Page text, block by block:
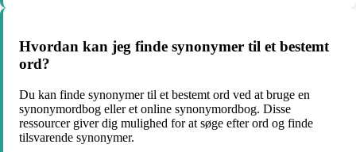
Hvordan kan jeg finde synonymer til et bestemt
ord?
Du kan finde synonymer til et bestemt ord ved at bruge en
synonymordbog eller et online synonymordbog. Disse
ressourcer giver dig mulighed for at søge efter ord og finde
tilsvarende synonymer.